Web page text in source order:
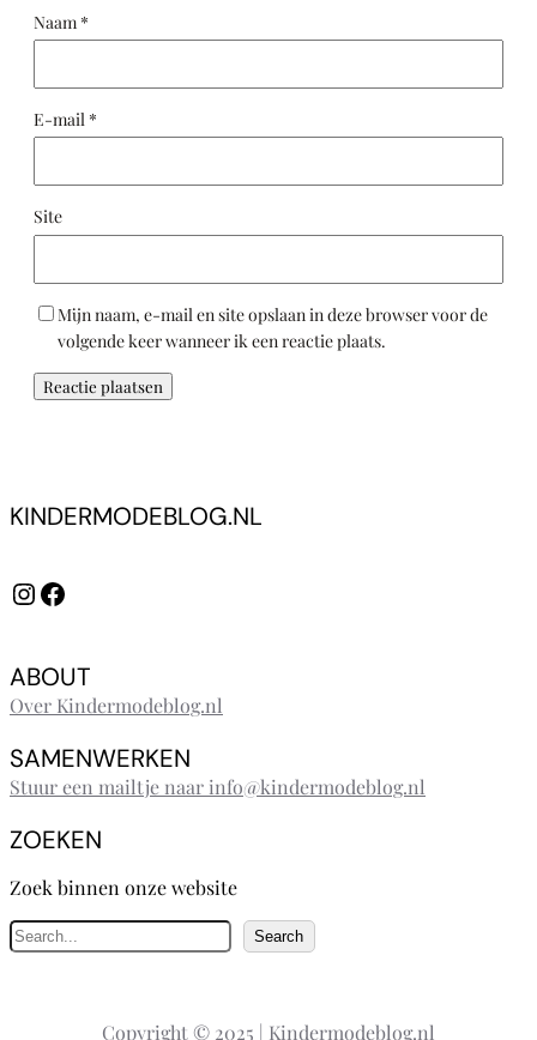
Naam *
E-mail *
Site
Mijn naam, e-mail en site opslaan in deze browser voor de
volgende keer wanneer ik een reactie plaats.
KINDERMODEBLOG.NL
InstagramFacebook
ABOUT
Over Kindermodeblog.nl
SAMENWERKEN
Stuur een mailtje naar info@kindermodeblog.nl
ZOEKEN
Zoek binnen onze website
Z
o
Search
Copyright © 2025 | Kindermodeblog.nl